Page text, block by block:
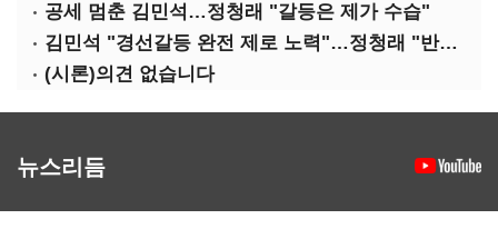
공세 멈춘 김민석…정청래 "갈등은 제가 수습"
김민석 "경선갈등 완전 제로 노력"…정청래 "반명 공세 사과부터"
(시론)의견 없습니다
뉴스리듬